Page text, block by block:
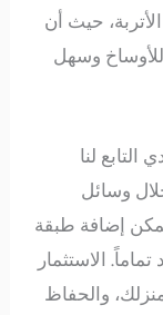
حيث أن
وسهل
لنا
وسائل
إضافة طبقة
الاستثمار
والحفاظ